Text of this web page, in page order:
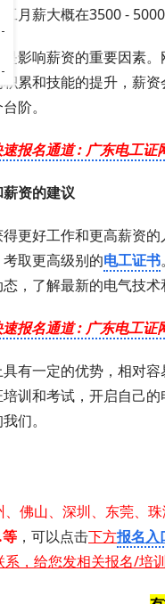
月薪大概在3500 -
影响薪资的重要因素
累和技能的提升，薪
阶。
报名通道 : 广东电工证
资的建议
更好工作和更高薪资
取更高级别的电工证书
，了解最新的电气技术
报名通道 : 广东电工证
有一定的优势，相对
训和考试，开启自己
们。
、佛山、深圳、东莞、
等 ，可以点击下方报名入
，给您发相关报名/培